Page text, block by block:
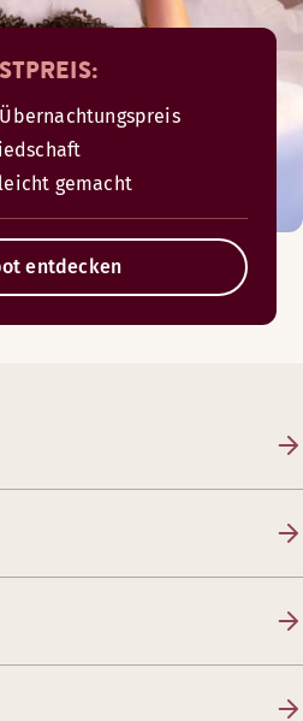
gemacht
entdecken